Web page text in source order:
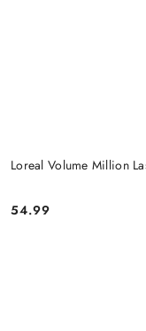
Loreal Volume Million
Cena:
54.99